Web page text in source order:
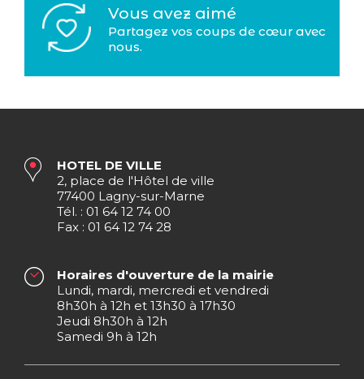
Vous avez aimé
Partagez vos coups de cœur avec
nous.
HOTEL DE VILLE
2, place de l'Hôtel de ville
77400 Lagny-sur-Marne
Tél. : 01 64 12 74 00
Fax : 01 64 12 74 28
Horaires d'ouverture de la mairie
Lundi, mardi, mercredi et vendredi
8h30h à 12h et 13h30 à 17h30
Jeudi 8h30h à 12h
Samedi 9h à 12h